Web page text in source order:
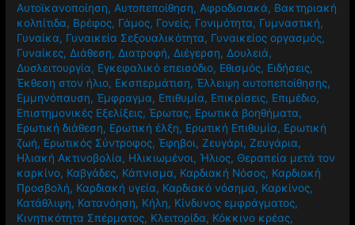
Αυτοϊκανοποίηση, Αυτοπεποίθηση, Αφροδισιακά, Βακτηριακή
κολπίτιδα, Βρέφος, Γάμος, Γονείς, Γονιμότητα, Γυμναστική,
Γυναίκα, Γυναικεία Σεξουαλικότητα, Γυναικείος οργασμός,
Γυναίκες, Διάθεση, Διατροφή, Διέγερση, Δουλειά,
Δυσλειτουργία, Εγκεφαλικό επεισόδιο, Εθισμός, Ειδήσεις,
Έκθεση στον ήλιο, Εκσπερμάτιση,Έλλειψη αυτοπεποίθησης,
Εμμηνόπαυση,Έμφραγμα, Επιθυμία, Επικρίσεις, Επιμέδιο,
Επιστημονικές Εξελίξεις,Έρωτας, Ερωτικά βοηθήματα,
Ερωτική διάθεση, Ερωτική έλξη, Ερωτική Επιθυμία, Ερωτική
ζωή, Ερωτικός Σύντροφος,Έφηβοι,Ζευγάρι,Ζευγάρια,
Ηλιακή Ακτινοβολία, Ηλικιωμένοι, Ήλιος, Θεραπεία μετά τον
καρκίνο, Καβγάδες, Κάπνισμα, Καρδιακή Νόσος, Καρδιακή
Προσβολή, Καρδιακή υγεία, Καρδιακό νόσημα, Καρκίνος,
Κατάθλιψη, Κατανόηση, Κήλη, Κίνδυνος εμφράγματος,
Κινητικότητα Σπέρματος, Κλειτορίδα, Κόκκινο κρέας,